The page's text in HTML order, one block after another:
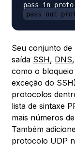
pass in
pass out
Seu conjunto
saída SSH, DNS,
como o
exceção do
protocolos
lista de sintaxe
mais números
Também
protocolo UDP